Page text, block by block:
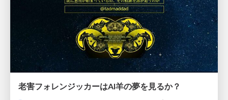
老害フォレンジッカーはAI羊の夢を見るか？